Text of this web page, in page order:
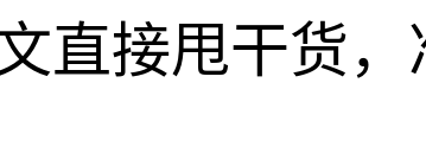
直接甩干货